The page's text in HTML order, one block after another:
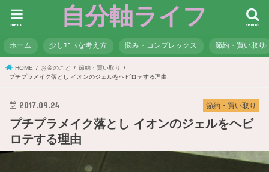
自分軸ライフ search
menu
ホーム 少しﾕﾆｰｸな考え方 悩み・コンプレックス 節約・買い取り
HOME お金のこと
節約・買い取り
プチプラメイク落とし イオンのジェルをヘビロテする理由
節約・買い取り
2017.09.24
プチプラメイク落とし イオンのジェルをヘビ
ロテする理由